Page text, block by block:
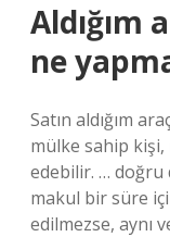
Aldığım
ne
Satın aldığım
mülke sahip kişi,
edebilir. … doğru
makul bir süre
edilmezse, aynı